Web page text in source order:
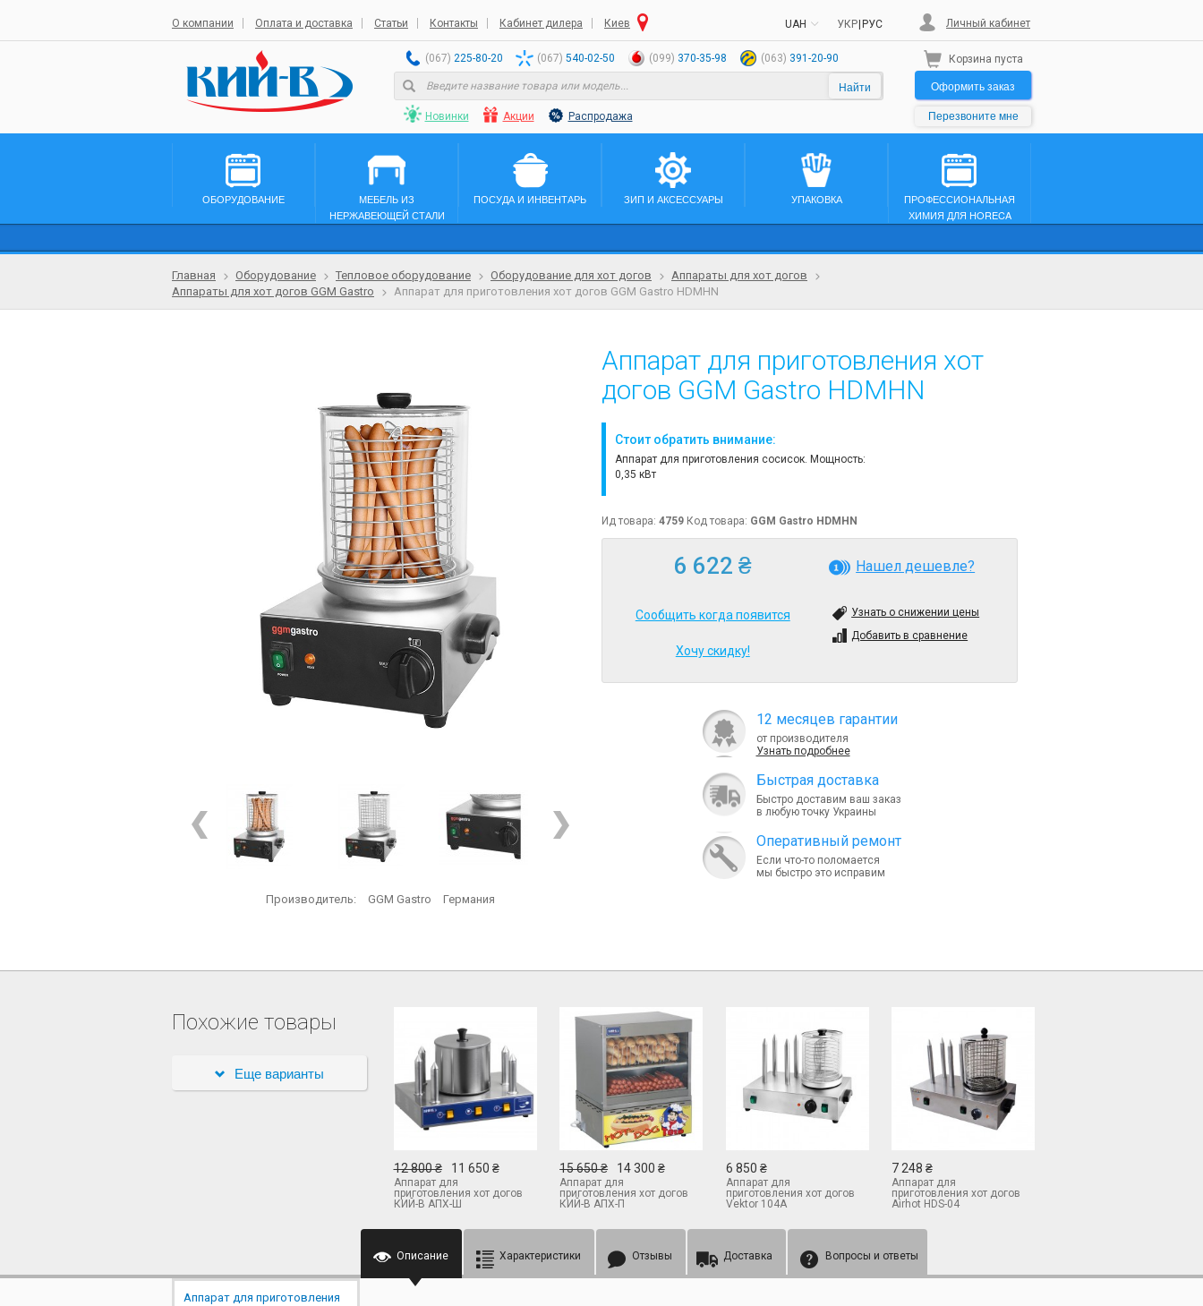
О компании Оплата и доставка Статьи Контакты Кабинет дилера Киев UAH РУС
УКР Личный кабинет
(067) 225-80-20 (067) 540-02-50 (099) 370-35-98 (063) 391-20-90
Найти
Новинки Акции Распродажа
Корзина пуста
Оформить заказ
Перезвоните мне
ОБОРУДОВАНИЕ
МЕБЕЛЬ ИЗ
НЕРЖАВЕЮЩЕЙ СТАЛИ
ПОСУДА И ИНВЕНТАРЬ ЗИП И АКСЕССУАРЫ УПАКОВКА
ПРОФЕССИОНАЛЬНАЯ
ХИМИЯ ДЛЯ HORECA
Главная Оборудование Тепловое оборудование Оборудование для хот догов
Аппараты для хот догов
Аппараты для хот догов GGM Gastro
Аппарат для приготовления хот догов GGM Gastro HDMHN
Производитель: GGM Gastro Германия
Аппарат для приготовления хот
догов GGM Gastro HDMHN
Стоит обратить внимание:
Аппарат для приготовления сосисок. Мощность:
0,35 кВт
Ид товара: 4759 Код товара: GGM Gastro HDMHN
6 622 ₴
Сообщить когда появится
Хочу скидку!
Нашел дешевле?
Узнать о снижении цены
Добавить в сравнение
12 месяцев гарантии
от производителя
Узнать подробнее
Быcтрая доставка
Быстро доставим ваш заказ
в любую точку Украины
Оперативный ремонт
Если что-то поломается
мы быстро это исправим
Похожие товары
Еще варианты
12 800 ₴ 11 650 ₴
Аппарат для
приготовления хот догов
КИЙ-В АПХ-Ш
15 650 ₴ 14 300 ₴
Аппарат для
приготовления хот догов
КИЙ-В АПХ-П
6 850 ₴
Аппарат для
приготовления хот догов
Vektor 104A
7 248 ₴
Аппарат для
приготовления хот догов
Airhot HDS-04
Аппарат для приготовления
Описание Характеристики Отзывы Доставка Вопросы и ответы